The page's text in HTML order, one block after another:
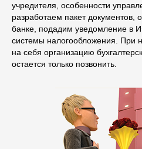
учредителя, особенности
разработаем пакет документов,
банке, подадим уведомление в
системы налогообложения. При
на себя организацию
остается только позвонить.